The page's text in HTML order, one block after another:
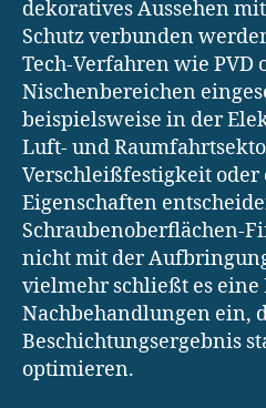
dekoratives Aussehen
Schutz verbunden
Tech-Verfahren wie PVD
Nischenbereichen
beispielsweise in der
Luft- und
Verschleißfestigkeit oder
Eigenschaften
Schraubenoberflächen-
nicht mit der
vielmehr schließt es eine
Nachbehandlungen ein,
Beschichtungsergebnis
optimieren.